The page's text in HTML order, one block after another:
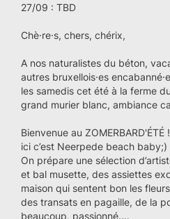
27/09 : TBD
Chè·re·s, chers, chérix,
A nos naturalistes du béton,
autres bruxellois·es
les samedis cet été à la ferme
grand murier blanc, ambiance
Bienvenue au
ici c’est Neerpede beach baby;)
On prépare une sélection
et bal musette, des assiettes
maison qui sentent bon les
des transats en pagaille, de la
beaucoup, passionné….